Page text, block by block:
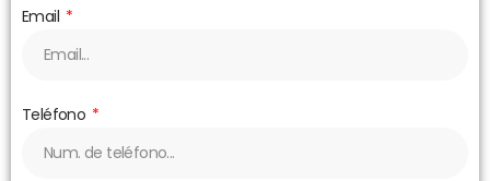
Email
Teléfono